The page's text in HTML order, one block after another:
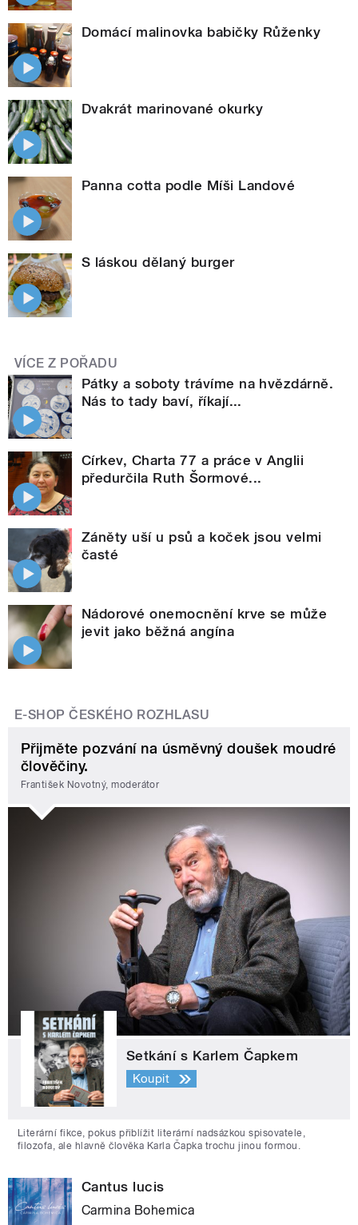
Domácí malinovka babičky Růženky
Dvakrát marinované okurky
Panna cotta podle Míši Landové
S láskou dělaný burger
VÍCE Z POŘADU
Pátky a soboty trávíme na hvězdárně.
Nás to tady baví, říkají...
Církev, Charta 77 a práce v Anglii
předurčila Ruth Šormové...
Záněty uší u psů a koček jsou velmi
časté
Nádorové onemocnění krve se může
jevit jako běžná angína
E-SHOP ČESKÉHO ROZHLASU
Přijměte pozvání na úsměvný doušek moudré
člověčiny.
František Novotný, moderátor
Setkání s Karlem Čapkem
Koupit
Literární fikce, pokus přiblížit literární nadsázkou spisovatele,
filozofa, ale hlavně člověka Karla Čapka trochu jinou formou.
Cantus lucis
Carmina Bohemica